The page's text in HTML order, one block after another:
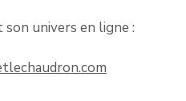
univers en ligne :